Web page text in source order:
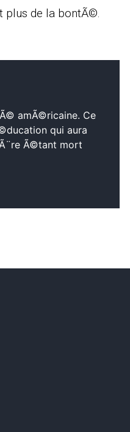
plus de la bontÃ©.
amÃ©ricaine. Ce
qui aura
Ã©tant mort